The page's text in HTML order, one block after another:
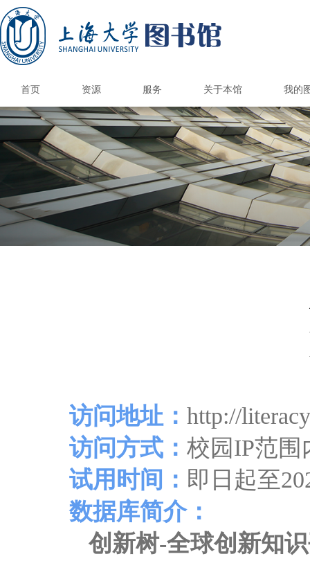
首页 资源
电子资源 数据库导航
CARSI访问数据库
电子期刊导航
上大学术资源地图
电子图书
多媒体资源
校外访问
版权公告
纸本资源 书刊捐赠
新书通告
馆藏报刊目录
国内外图书馆 985高校馆
211高校馆
港澳台高校馆
国外高校馆
国内外公共馆
服务
总台服务 学位论文提交系统
借阅服务 读者指南
开通与使用
借还书
续借
图书预约/委托取书
遗失损坏与赔偿
读者服务总览
阅览室规则
馆际互借/文献传递 馆际互借和文献传
版权声明
补贴政策&收费
联系方式
情报服务 科技查新
查收查引
定题服务
情报分析
核心期刊
读者培训 新生入馆教育
讲座培训
文献检索课程
参观接待
空间服务 自修/研究空间预约
钱伟长馆空间预约
文荟馆空间预约
自助服务 自助借还书
借阅电子书刊
自助选座
书刊荐购
电子资源荐购
关于本馆
本馆概况 校本部
钱伟长
文荟图
联合图
开放时间 校本部
钱伟长
文荟图
联合图
机构组织 图书馆
部门
规章制度 读者
借阅
图书馆
研究与交流 图书馆
图书馆
图书馆
图书馆研究生 研究生
研究
研究
品牌服务 新生
读书
毕业
优质服
馆员天地 图书馆
学术
核心
馆内信
联系我们 联系图
联系专
我的
访问地址： http://
访问方式： 校园IP范围
试用时间： 即日起至
数据库简介：
创新树-全球创新知